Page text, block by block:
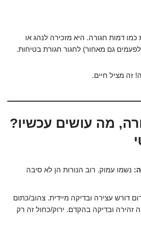
כמו דמות חגורה. היא מזכירה לנהג או
גם מאחור) לחגור חגורת בטיחות.
זה מציל חיים.
מה עושים עכשיו?
נשמו עמוק. רוב הנורות הן לא סיבה
דורש עצירה ובדיקה מיידית. צהוב/כתום
ובדיקה בהקדם. ירוק/כחול זה רק